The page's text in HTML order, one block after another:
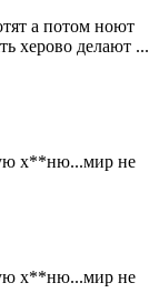
а потом ноют
херово делают ...
х**ню...мир не
х**ню...мир не